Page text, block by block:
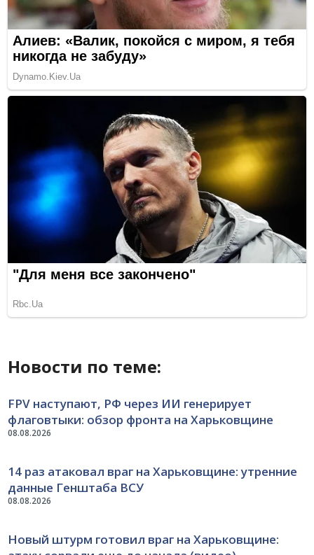
Новости по теме:
08.08.2026
FPV наступают, РФ через ИИ генерирует
флаговтыки: обзор фронта на Харьковщине
08.08.2026
14 раз атаковал враг на Харьковщине: утренние
данные Генштаба ВСУ
Новый штурм готовил враг на Харьковщине: